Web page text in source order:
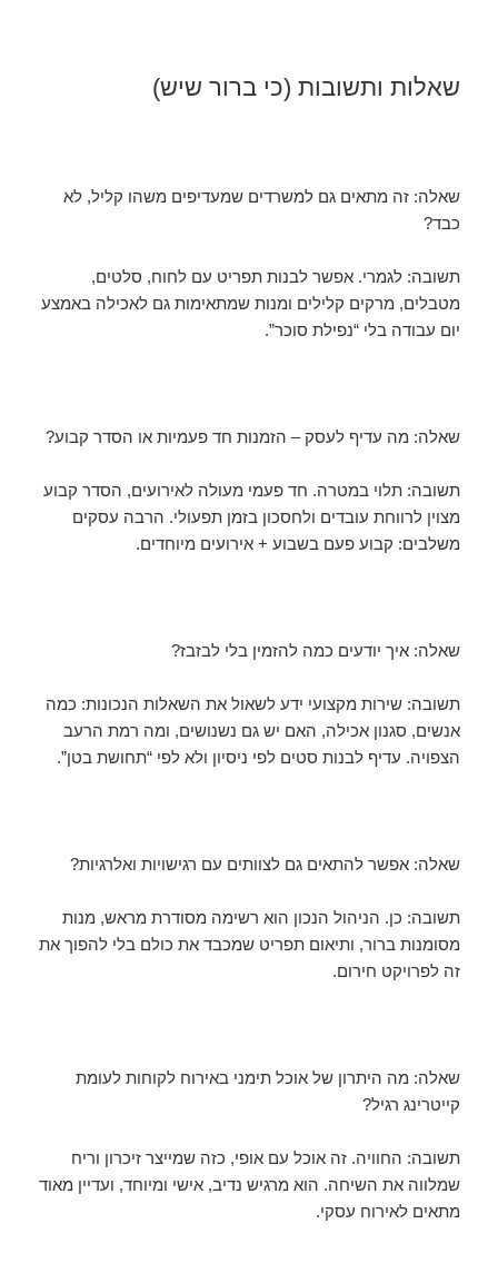
שאלות ותשובות (כי ברור שיש)
שאלה: זה מתאים גם למשרדים שמעדיפים משהו קליל, לא
כבד?
תשובה: לגמרי. אפשר לבנות תפריט עם לחוח, סלטים,
מטבלים, מרקים קלילים ומנות שמתאימות גם לאכילה באמצע
יום עבודה בלי “נפילת סוכר”.
שאלה: מה עדיף לעסק – הזמנות חד פעמיות או הסדר קבוע?
תשובה: תלוי במטרה. חד פעמי מעולה לאירועים, הסדר קבוע
מצוין לרווחת עובדים ולחסכון בזמן תפעולי. הרבה עסקים
משלבים: קבוע פעם בשבוע + אירועים מיוחדים.
שאלה: איך יודעים כמה להזמין בלי לבזבז?
תשובה: שירות מקצועי ידע לשאול את השאלות הנכונות: כמה
אנשים, סגנון אכילה, האם יש גם נשנושים, ומה רמת הרעב
הצפויה. עדיף לבנות סטים לפי ניסיון ולא לפי “תחושת בטן”.
שאלה: אפשר להתאים גם לצוותים עם רגישויות ואלרגיות?
תשובה: כן. הניהול הנכון הוא רשימה מסודרת מראש, מנות
מסומנות ברור, ותיאום תפריט שמכבד את כולם בלי להפוך את
זה לפרויקט חירום.
שאלה: מה היתרון של אוכל תימני באירוח לקוחות לעומת
קייטרינג רגיל?
תשובה: החוויה. זה אוכל עם אופי, כזה שמייצר זיכרון וריח
שמלווה את השיחה. הוא מרגיש נדיב, אישי ומיוחד, ועדיין מאוד
מתאים לאירוח עסקי.